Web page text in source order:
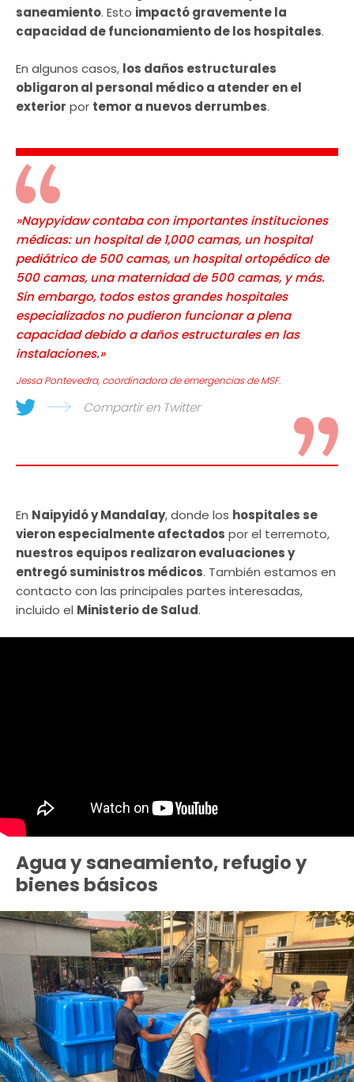
saneamiento. Esto impactó gravemente la
capacidad de funcionamiento de los hospitales.
En algunos casos, los daños estructurales
obligaron al personal médico a atender en el
exterior por temor a nuevos derrumbes.
»Naypyidaw contaba con importantes instituciones
médicas: un hospital de 1,000 camas, un hospital
pediátrico de 500 camas, un hospital ortopédico de
500 camas, una maternidad de 500 camas, y más.
Sin embargo, todos estos grandes hospitales
especializados no pudieron funcionar a plena
capacidad debido a daños estructurales en las
instalaciones.»
Jessa Pontevedra, coordinadora de emergencias de MSF.
Compartir en Twitter
En Naipyidó y Mandalay, donde los hospitales se
vieron especialmente afectados por el terremoto,
nuestros equipos realizaron evaluaciones y
entregó suministros médicos. También estamos en
contacto con las principales partes interesadas,
incluido el Ministerio de Salud.
Agua y saneamiento, refugio y
bienes básicos